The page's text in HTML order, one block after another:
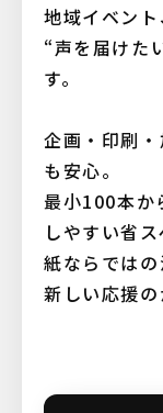
地域イベント
“声を届けた
す。
企画・印刷
も安心。
最小100本か
しやすい省ス
紙ならでは
新しい応援の